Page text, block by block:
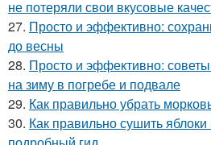
не потеряли свои вкусовые
27. Просто и эффективно:
до весны
28. Просто и эффективно:
на зиму в погребе и подвале
29. Как правильно убрать
30. Как правильно сушить